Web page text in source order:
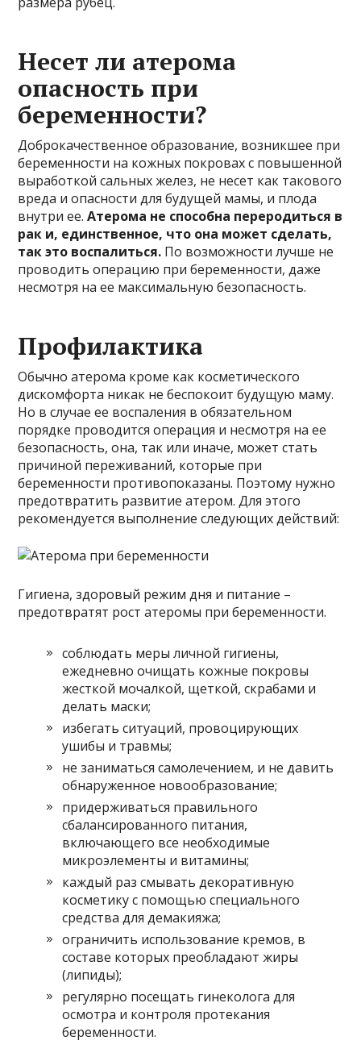
Несет ли атерома
опасность при
беременности?
Доброкачественное образование, возникшее при
беременности на кожных покровах с повышенной
выработкой сальных желез, не несет как такового
вреда и опасности для будущей мамы, и плода
внутри ее.Атерома не способна переродиться в
рак и, единственное, что она может сделать,
так это воспалиться. По возможности лучше не
проводить операцию при беременности, даже
несмотря на ее максимальную безопасность.
Профилактика
Обычно атерома кроме как косметического
дискомфорта никак не беспокоит будущую маму.
Но в случае ее воспаления в обязательном
порядке проводится операция и несмотря на ее
безопасность, она, так или иначе, может стать
причиной переживаний, которые при
беременности противопоказаны. Поэтому нужно
предотвратить развитие атером. Для этого
рекомендуется выполнение следующих действий:
Гигиена, здоровый режим дня и питание –
предотвратят рост атеромы при беременности.
соблюдать меры личной гигиены,
ежедневно очищать кожные покровы
жесткой мочалкой, щеткой, скрабами и
делать маски;
избегать ситуаций, провоцирующих
ушибы и травмы;
не заниматься самолечением, и не давить
обнаруженное новообразование;
придерживаться правильного
сбалансированного питания,
включающего все необходимые
микроэлементы и витамины;
каждый раз смывать декоративную
косметику с помощью специального
средства для демакияжа;
ограничить использование кремов, в
составе которых преобладают жиры
(липиды);
регулярно посещать гинеколога для
осмотра и контроля протекания
беременности.